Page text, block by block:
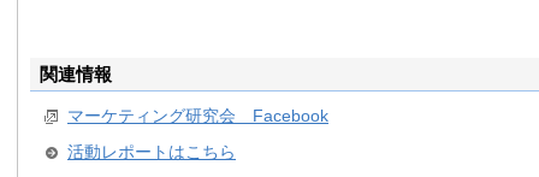
関連情報
マーケティング研究会 Facebook
活動レポートはこちら